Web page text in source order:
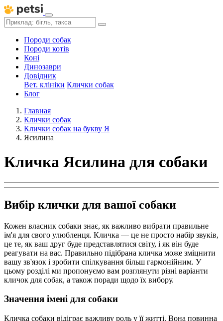
Породи собак
Породи котів
Коні
Динозаври
Довідник
Вет. клініки Клички собак
Блог
Главная
Клички собак
Клички собак на букву Я
Ясилина
Кличка Ясилина для собаки
Вибір клички для вашої собаки
Кожен власник собаки знає, як важливо вибрати правильне
ім'я для свого улюбленця. Кличка — це не просто набір звуків,
це те, як ваш друг буде представлятися світу, і як він буде
реагувати на вас. Правильно підібрана кличка може зміцнити
вашу зв'язок і зробити спілкування більш гармонійним. У
цьому розділі ми пропонуємо вам розглянути різні варіанти
кличок для собак, а також поради щодо їх вибору.
Значення імені для собаки
Кличка собаки відіграє важливу роль у її житті. Вона повинна